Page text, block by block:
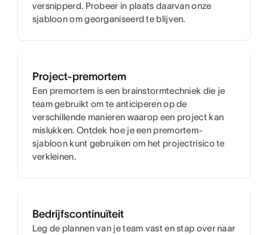
versnipperd. Probeer in plaats daarvan onze
sjabloon om georganiseerd te blijven.
Project-premortem
Een premortem is een brainstormtechniek die je
team gebruikt om te anticiperen op de
verschillende manieren waarop een project kan
mislukken. Ontdek hoe je een premortem-
sjabloon kunt gebruiken om het projectrisico te
verkleinen.
Bedrijfscontinuïteit
Leg de plannen van je team vast en stap over naar